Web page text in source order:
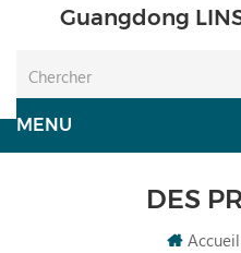
Guangdong
DES
Accueil